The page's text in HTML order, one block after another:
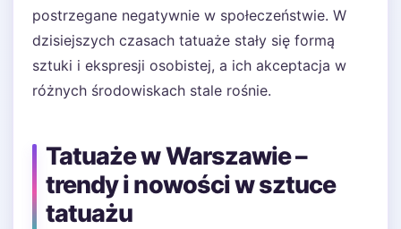
postrzegane negatywnie w społeczeństwie. W
dzisiejszych czasach tatuaże stały się formą
sztuki i ekspresji osobistej, a ich akceptacja w
różnych środowiskach stale rośnie.
Tatuaże w Warszawie –
trendy i nowości w sztuce
tatuażu